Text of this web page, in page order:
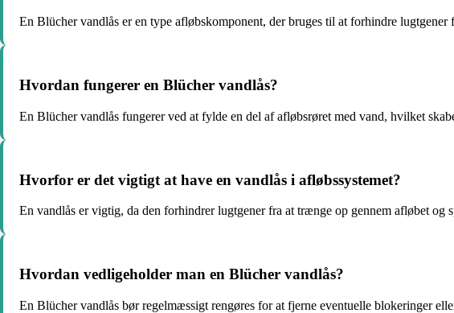
En Blücher vandlås er en type afløbskomponent, der bruges til at forhindre
Hvordan fungerer en Blücher vandlås?
En Blücher vandlås fungerer ved at fylde en del af afløbsrøret med vand, hvilket
Hvorfor er det vigtigt at have en vandlås i afløbssystemet?
En vandlås er vigtig, da den forhindrer lugtgener fra at trænge op gennem afløbet og
Hvordan vedligeholder man en Blücher vandlås?
En Blücher vandlås bør regelmæssigt rengøres for at fjerne eventuelle blokeringer